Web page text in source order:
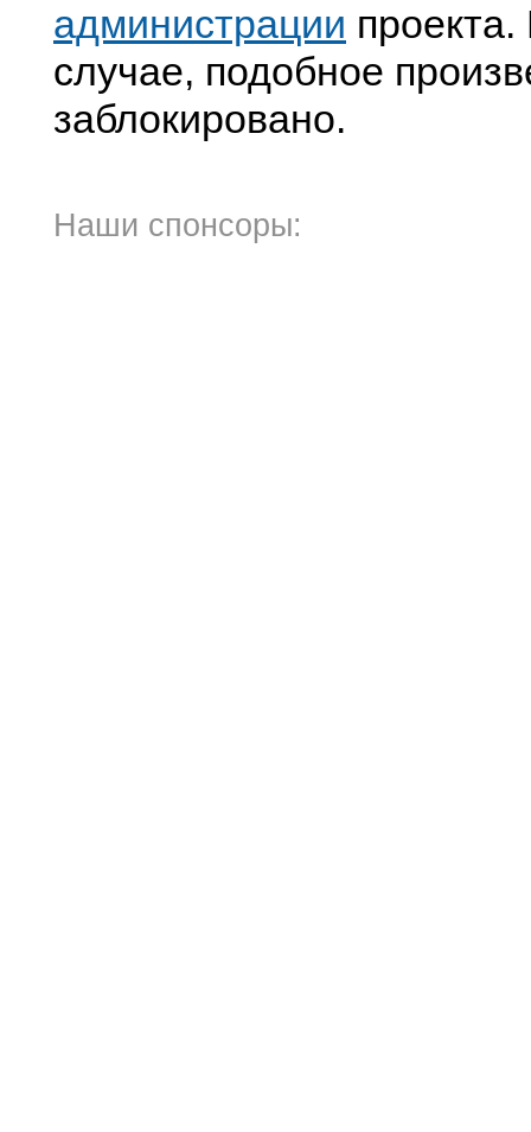
администрации
случае, подобное
заблокировано.
Наши спонсоры: